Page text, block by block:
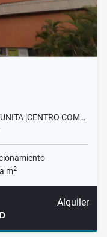
|CENTRO COM…
m2
Alquiler